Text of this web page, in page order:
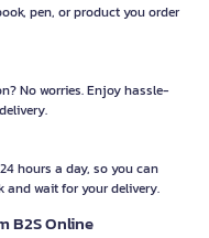
pen, or product you order
No worries. Enjoy hassle-
hours a day, so you can
wait for your delivery.
B2S Online